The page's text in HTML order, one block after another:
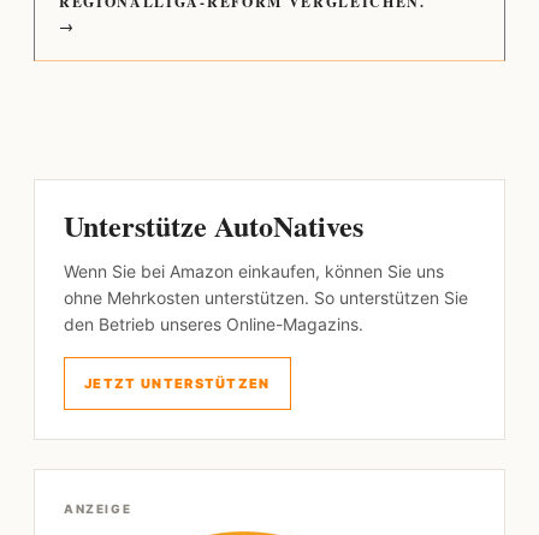
→
Unterstütze AutoNatives
Wenn Sie bei Amazon einkaufen, können Sie uns
ohne Mehrkosten unterstützen. So unterstützen Sie
den Betrieb unseres Online-Magazins.
JETZT UNTERSTÜTZEN
ANZEIGE